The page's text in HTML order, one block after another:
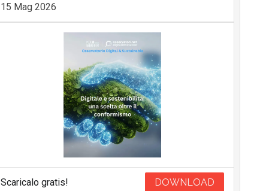
15 Mag 2026
Scaricalo gratis! DOWNLOAD